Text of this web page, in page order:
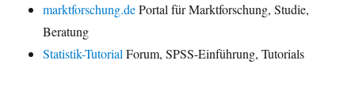
marktforschung.dePortal für Marktforschung, Studie,
Beratung
Statistik-TutorialForum, SPSS-Einführung, Tutorials